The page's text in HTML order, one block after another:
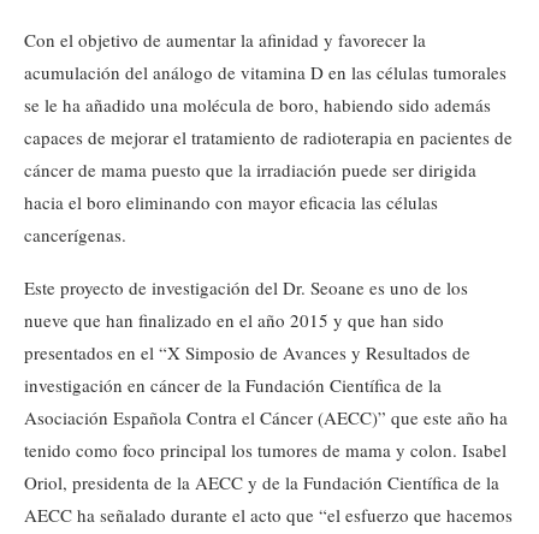
Con el objetivo de aumentar la afinidad y favorecer la
acumulación del análogo de vitamina D en las células tumorales
se le ha añadido una molécula de boro, habiendo sido además
capaces de mejorar el tratamiento de radioterapia en pacientes de
cáncer de mama puesto que la irradiación puede ser dirigida
hacia el boro eliminando con mayor eficacia las células
cancerígenas.
Este proyecto de investigación del Dr. Seoane es uno de los
nueve que han finalizado en el año 2015 y que han sido
presentados en el “X Simposio de Avances y Resultados de
investigación en cáncer de la Fundación Científica de la
Asociación Española Contra el Cáncer (AECC)” que este año ha
tenido como foco principal los tumores de mama y colon. Isabel
Oriol, presidenta de la AECC y de la Fundación Científica de la
AECC ha señalado durante el acto que “el esfuerzo que hacemos